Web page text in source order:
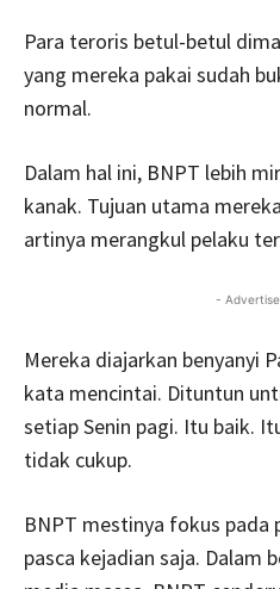
Para teroris betul-betul
yang mereka pakai sudah
normal.
Dalam hal ini, BNPT lebih
kanak. Tujuan utama
artinya merangkul pelaku
-
Mereka diajarkan benyanyi
kata mencintai. Dituntun
setiap Senin pagi. Itu baik.
tidak cukup.
BNPT mestinya fokus pada
pasca kejadian saja. Dalam